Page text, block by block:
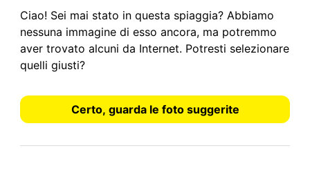
Ciao! Sei mai stato in questa spiaggia? Abbiamo
nessuna immagine di esso ancora, ma potremmo
aver trovato alcuni da Internet. Potresti selezionare
quelli giusti?
Certo, guarda le foto suggerite